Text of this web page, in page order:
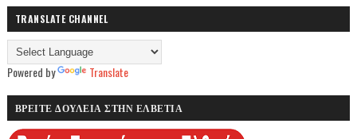
TRANSLATE CHANNEL
Powered by Translate
ΒΡΕΙΤΕ ΔΟΥΛΕΙΑ ΣΤΗΝ ΕΛΒΕΤΙΑ